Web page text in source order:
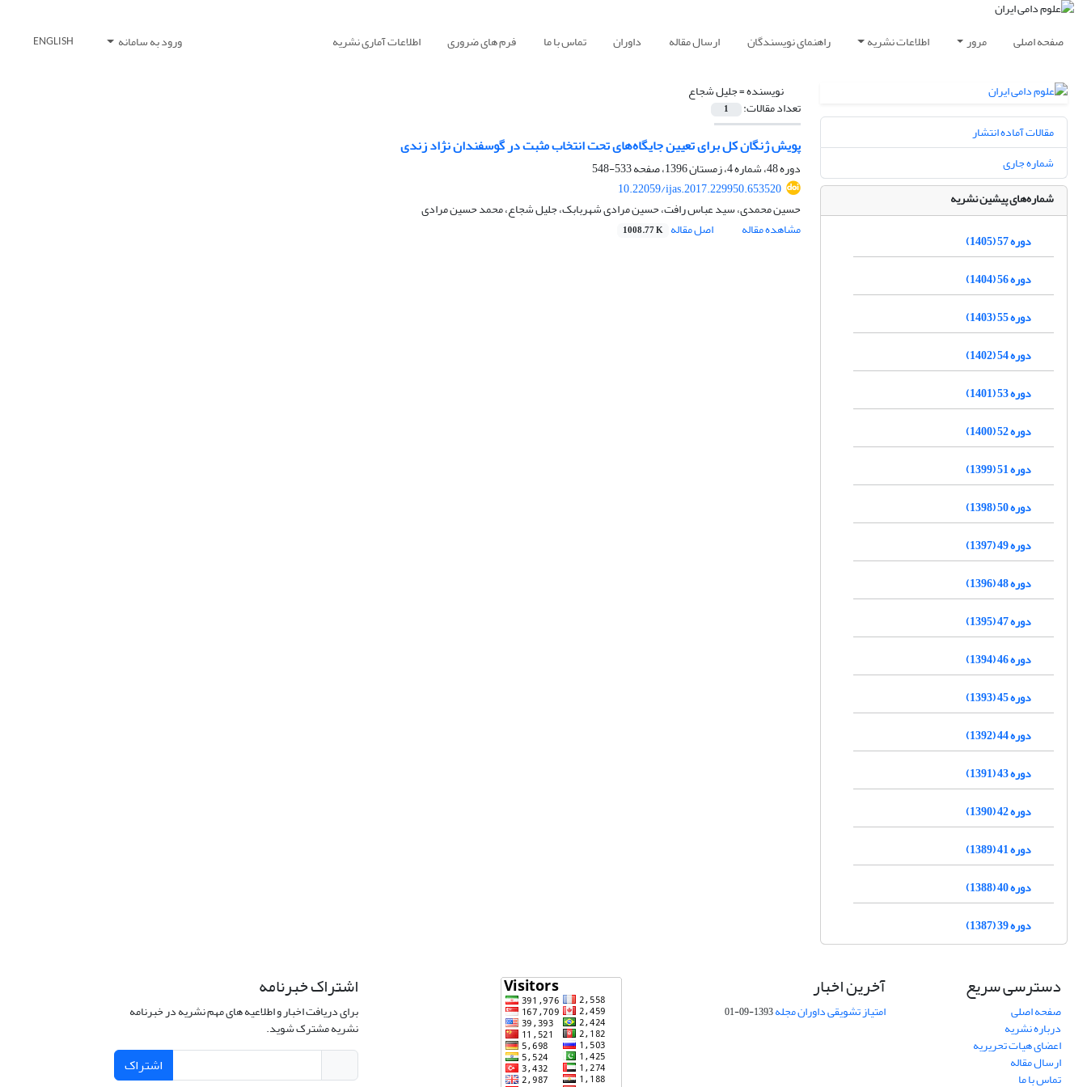
صفحه اصلی مرور اطلاعات نشریه راهنمای نویسندگان ارسال مقاله داوران تماس با ما فرم های ضروری اطلاعات آماری نشریه ورود به سامانه ENGLISH
نویسنده =جلیل شجاع
تعداد مقالات: 1
پویش ژنگان کل برای تعیین جایگاه‌های تحت انتخاب مثبت در گوسفندان نژاد زندی
دوره 48، شماره 4، زمستان 1396، صفحه
533-548
10.22059/ijas.2017.229950.653520
حسین محمدی، سید عباس رافت، حسین مرادی شهربابک، جلیل شجاع، محمد حسین مرادی
مشاهده مقاله
اصل مقاله 1008.77 K
مقالات آماده انتشار
شماره جاری
شماره‌های پیشین نشریه
دوره 57 (1405)
دوره 56 (1404)
دوره 55 (1403)
دوره 54 (1402)
دوره 53 (1401)
دوره 52 (1400)
دوره 51 (1399)
دوره 50 (1398)
دوره 49 (1397)
دوره 48 (1396)
دوره 47 (1395)
دوره 46 (1394)
دوره 45 (1393)
دوره 44 (1392)
دوره 43 (1391)
دوره 42 (1390)
دوره 41 (1389)
دوره 40 (1388)
دوره 39 (1387)
دسترسی سریع
صفحه اصلی
درباره نشریه
اعضای هیات تحریریه
ارسال مقاله
تماس با ما
آخرین اخبار
امتیاز تشویقی داوران مجله1393-09-01
اشتراک خبرنامه
برای دریافت اخبار و اطلاعیه های مهم نشریه در خبرنامه
نشریه مشترک شوید.
اشتراک